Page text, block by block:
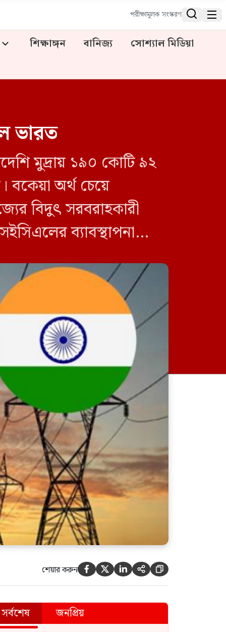
পরীক্ষামূলক সংস্করণ  
শিক্ষাঙ্গন বানিজ্য
সোশ্যাল মিডিয়া
ভারত
মুদ্রায় ১৯০ কোটি ৯২
বকেয়া অর্থ চেয়ে
বিদুৎ সরবরাহকারী
ব্যাবস্থাপনা
শেয়ার করুন     
সর্বশেষ জনপ্রিয়